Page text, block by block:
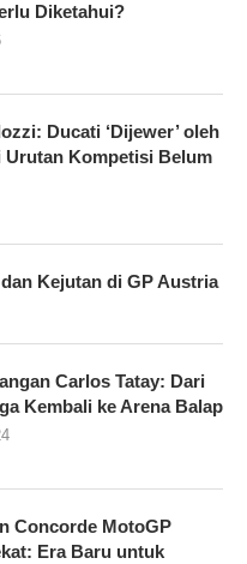
Diketahui?
Ducati ‘Dijewer’ oleh
Urutan Kompetisi Belum
Kejutan di GP Austria
Carlos Tatay: Dari
Kembali ke Arena Balap
Concorde MotoGP
Era Baru untuk